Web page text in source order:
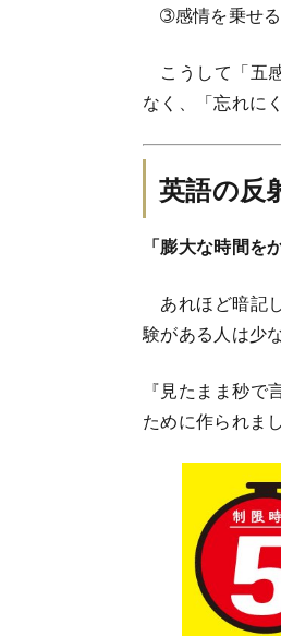
➂感情を乗せる
こうして「五
なく、「忘れに
英語の反
「膨大な時間を
あれほど暗記
験がある人は少
『見たまま秒
ために作られまし